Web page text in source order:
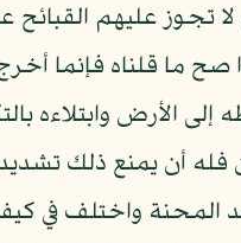
تجوز عليهم القبائح
صح ما قلناه فإنما
الأرض وابتلاءه
أن يمنع ذلك
المحنة واختلف في